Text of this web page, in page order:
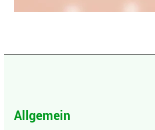
Allgemein